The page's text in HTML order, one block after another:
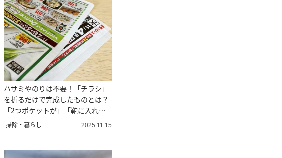
ハサミやのりは不要！「チラシ」
を折るだけで完成したものとは？
「2つポケットが」「鞄に入れて
おきたい」
掃除・暮らし 2025.11.15